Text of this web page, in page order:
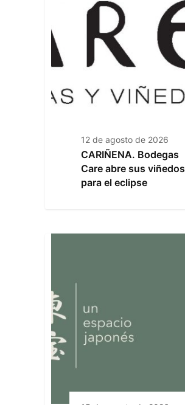
12 de agosto de 2026
CARIÑENA. Bodegas
Care abre sus viñedos
para el eclipse